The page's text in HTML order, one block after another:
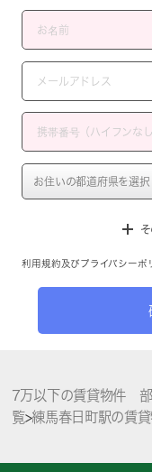
利用規約 及び プライバシーポ
7万以下の賃貸物件
覧>練馬春日町駅の賃